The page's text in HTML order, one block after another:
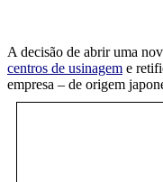
A decisão de abrir uma
centros de usinagem e
empresa – de origem